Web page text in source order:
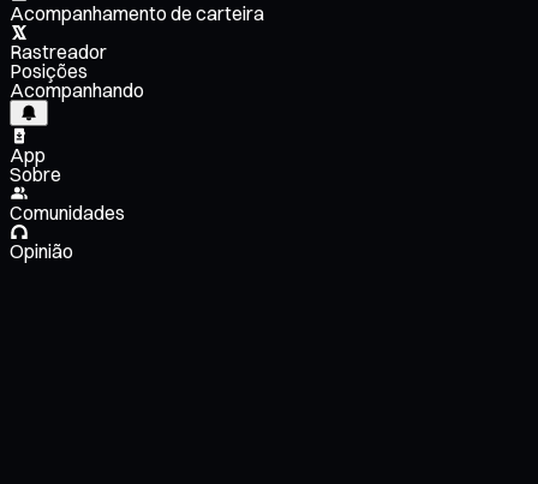
Acompanhamento de carteira
Rastreador
Posições
Acompanhando
App
Sobre
Comunidades
Opinião